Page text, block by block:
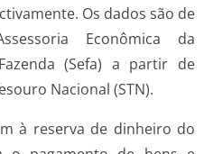
Os dados são de
Econômica da
(Sefa) a partir de
Nacional (STN).
à reserva de dinheiro do